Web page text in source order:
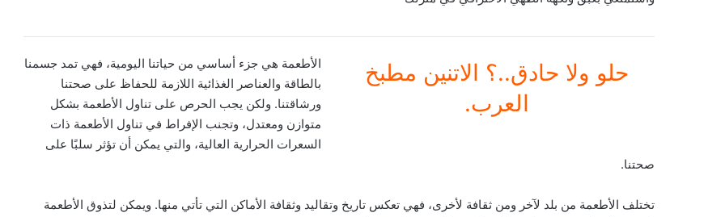
حلو ولا حادق..؟ الاتنين مطبخ
العرب.
الأطعمة هي جزء أساسي من حياتنا اليومية، فهي تمد جسمنا
بالطاقة والعناصر الغذائية اللازمة للحفاظ على صحتنا
ورشاقتنا. ولكن يجب الحرص على تناول الأطعمة بشكل
متوازن ومعتدل، وتجنب الإفراط في تناول الأطعمة ذات
السعرات الحرارية العالية، والتي يمكن أن تؤثر سلبًا على
صحتنا.
تختلف الأطعمة من بلد لآخر ومن ثقافة لأخرى، فهي تعكس تاريخ وتقاليد وثقافة الأماكن التي تأتي منها. ويمكن لتذوق الأطعمة